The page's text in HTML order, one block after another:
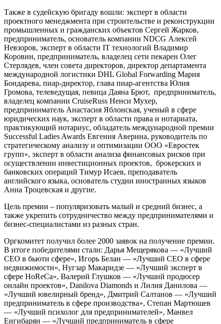
Также в судейскую бригаду вошли: эксперт в области
проектного менеджмента при строительстве и реконструкции
промышленных и гражданских объектов Сергей Жарков,
предприниматель, основатель компании NDCG Алексей
Невзоров, эксперт в области IT технологий Владимир
Коровин, предприниматель, владелец сети пекарен Олег
Стерлядев, член совета директоров, директор департамента
международной логистики DHL Global Forwarding Мария
Бондарева, пиар-директор, глава пиар-агентства Юлия
Громова, телеведущая, певица Даяна Брют, предприниматель,
владелец компании CruiseRuss Ненси Мухер,
предприниматель Анастасия Яблонская, ученый в сфере
юридических наук, эксперт в области права и нотариата,
практикующий нотариус, обладатель международной премии
Successful Ladies Awards Евгения Аверина, руководитель по
стратегическому анализу и оптимизации ООО «Евростек
групп», эксперт в области анализа финансовых рисков при
осуществлении инвестиционных проектов, брокерских и
банковских операций Тимур Исаев, преподаватель
английского языка, основатель студии иностранных языков
Анна Троцевская и другие.
Цель премии – популяризовать малый и средний бизнес, а
также укрепить сотрудничество между предпринимателями и
бизнес-специалистами из разных стран.
Оргкомитет получил более 2000 заявок на получение премии.
В итоге победителями стали: Дарья Мещерякова — «Лучший
CEO в бьюти сфере», Игорь Белан — «Лучший CEO в сфере
недвижимости», Нугзар Макаридзе — «Лучший эксперт в
сфере HoReCa», Валерий Глушков — «Лучший продюсер
онлайн проектов», Danilova Diamonds и Лилия Данилова —
«Лучший ювелирный бренд», Дмитрий Салтанов — «Лучший
предприниматель в сфере производства», Степан Мартюшев
— «Лучший психолог для предпринимателей», Манвел
Енгибарян — «Лучший предприниматель в сфере